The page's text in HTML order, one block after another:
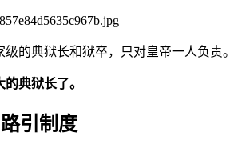
的典狱长和狱卒，只对皇帝一人负责。
典狱长了。
引制度